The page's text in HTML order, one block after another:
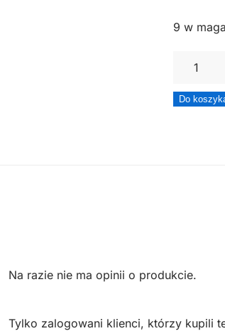
9 w
ilość
do
Do
Na razie nie ma opinii o produkcie.
Tylko zalogowani klienci, którzy kupili